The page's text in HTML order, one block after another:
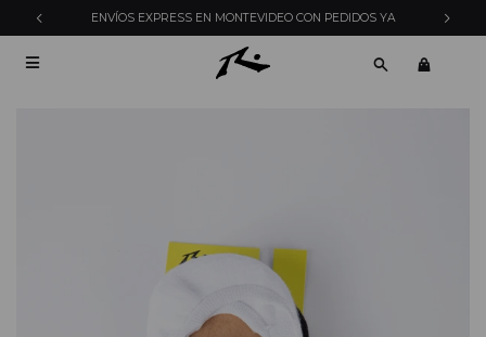
ENVÍOS EXPRESS EN MONTEVIDEO CON PEDIDOS YA
